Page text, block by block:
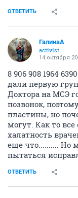
ОТВЕТИТЬ
ГалинаА
activist
14 октября
8 906 908 1964
дали первую
Доктора на МСЭ
позвонок,
пластины, но
могут. Как то
халатность
еще что.......... Но
пытаться
ОТВЕТИТЬ